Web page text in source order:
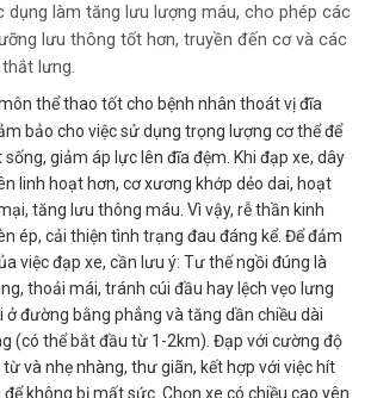
dụng làm tăng lưu lượng máu, cho phép các
lưu thông tốt hơn, truyền đến cơ và các
lưng.
thể thao tốt cho bệnh nhân thoát vị đĩa
bảo cho việc sử dụng trọng lượng cơ thể để
sống, giảm áp lực lên đĩa đệm. Khi đạp xe, dây
linh hoạt hơn, cơ xương khớp dẻo dai, hoạt
tăng lưu thông máu. Vì vậy, rễ thần kinh
ép, cải thiện tình trạng đau đáng kể. Để đảm
việc đạp xe, cần lưu ý: Tư thế ngồi đúng là
thoải mái, tránh cúi đầu hay lệch vẹo lưng
ở đường bằng phẳng và tăng dần chiều dài
(có thể bắt đầu từ 1-2km). Đạp với cường độ
và nhẹ nhàng, thư giãn, kết hợp với việc hít
không bị mất sức. Chọn xe có chiều cao yên